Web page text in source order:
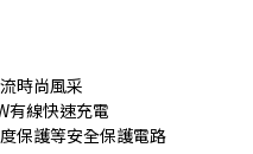
時尚風采
有線快速充電
保護等安全保護電路